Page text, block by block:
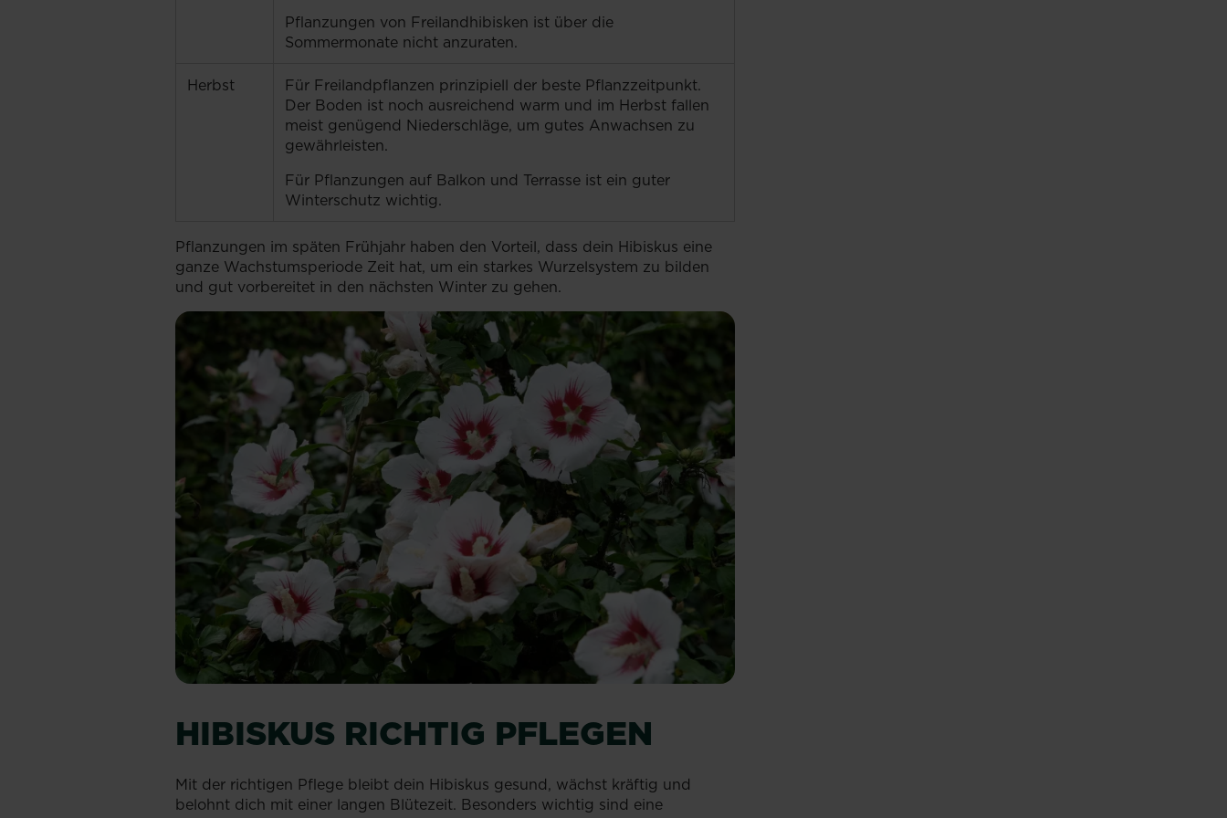
Pflanzungen von Freilandhibisken ist über die
Sommermonate nicht anzuraten.
Herbst
Für Freilandpflanzen prinzipiell der beste Pflanzzeitpunkt.
Der Boden ist noch ausreichend warm und im Herbst fallen
meist genügend Niederschläge, um gutes Anwachsen zu
gewährleisten.
Für Pflanzungen auf Balkon und Terrasse ist ein guter
Winterschutz wichtig.
Pflanzungen im späten Frühjahr haben den Vorteil, dass dein Hibiskus eine
ganze Wachstumsperiode Zeit hat, um ein starkes Wurzelsystem zu bilden
und gut vorbereitet in den nächsten Winter zu gehen.
HIBISKUS RICHTIG PFLEGEN
Mit der richtigen Pflege bleibt dein Hibiskus gesund, wächst kräftig und
belohnt dich mit einer langen Blütezeit. Besonders wichtig sind eine